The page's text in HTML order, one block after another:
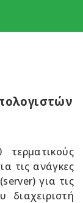
τις ανάγκες
για τις
διαχειριστή